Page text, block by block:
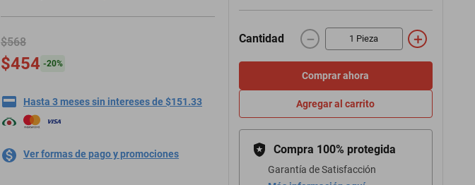
$568
$454 -20%
Hasta 3 meses sin intereses de $151.33
Ver formas de pago y promociones
Cantidad ＋
－
Comprar ahora
Agregar al carrito
Compra 100% protegida
Garantía de Satisfacción